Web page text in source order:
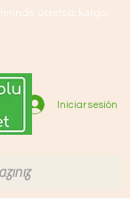
ücretsiz kargo
Iniciar sesión